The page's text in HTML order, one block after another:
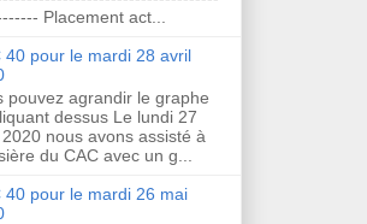
Placement act...
40 pour le mardi 28 avril
pouvez agrandir le graphe
dessus Le lundi 27
nous avons assisté à
du CAC avec un g...
40 pour le mardi 26 mai